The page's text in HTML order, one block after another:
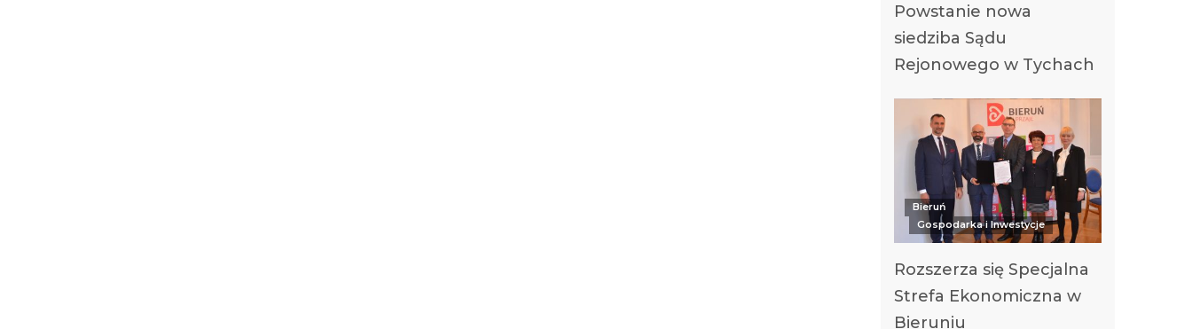
Powstanie nowa
siedziba Sądu
Rejonowego w Tychach
Bieruń
Gospodarka i Inwestycje
Rozszerza się Specjalna
Strefa Ekonomiczna w
Bieruniu